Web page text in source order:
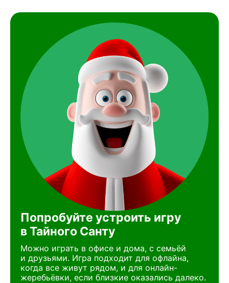
Попробуйте устроить игру
в Тайного Санту
Можно играть в офисе и дома, с семьёй
и друзьями. Игра подходит для офлайна,
когда все живут рядом, и для онлайн-
жеребьёвки, если близкие оказались далеко.